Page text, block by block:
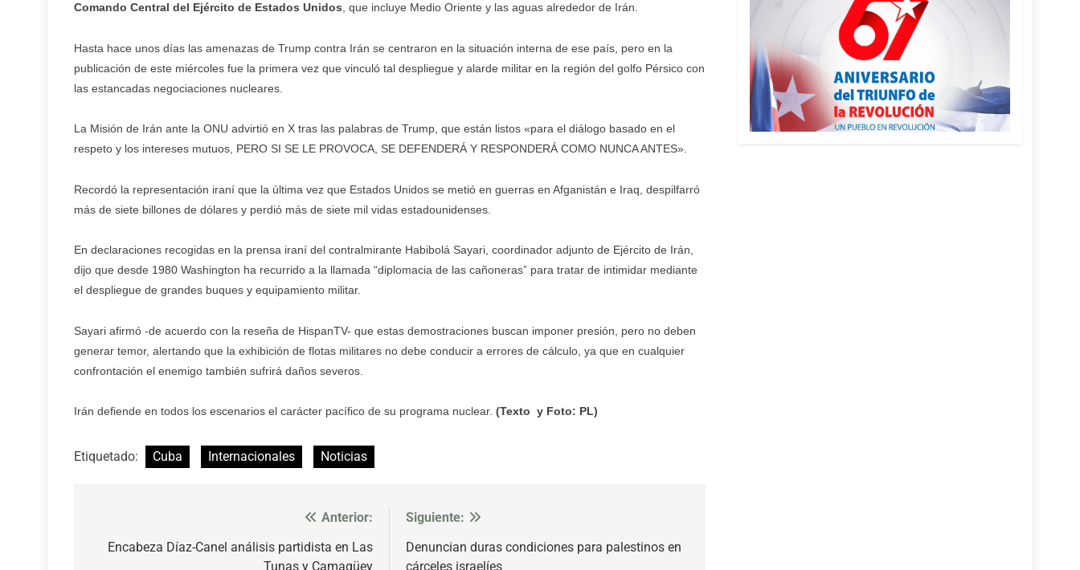
Comando Central del Ejército de Estados Unidos, que incluye Medio Oriente y las aguas alrededor de Irán.
Hasta hace unos días las amenazas de Trump contra Irán se centraron en la situación interna de ese país, pero en la
publicación de este miércoles fue la primera vez que vinculó tal despliegue y alarde militar en la región del golfo Pérsico con
las estancadas negociaciones nucleares.
La Misión de Irán ante la ONU advirtió en X tras las palabras de Trump, que están listos «para el diálogo basado en el
respeto y los intereses mutuos, PERO SI SE LE PROVOCA, SE DEFENDERÁ Y RESPONDERÁ COMO NUNCA ANTES».
Recordó la representación iraní que la última vez que Estados Unidos se metió en guerras en Afganistán e Iraq, despilfarró
más de siete billones de dólares y perdió más de siete mil vidas estadounidenses.
En declaraciones recogidas en la prensa iraní del contralmirante Habibolá Sayari, coordinador adjunto de Ejército de Irán,
dijo que desde 1980 Washington ha recurrido a la llamada “diplomacia de las cañoneras” para tratar de intimidar mediante
el despliegue de grandes buques y equipamiento militar.
Sayari afirmó -de acuerdo con la reseña de HispanTV- que estas demostraciones buscan imponer presión, pero no deben
generar temor, alertando que la exhibición de flotas militares no debe conducir a errores de cálculo, ya que en cualquier
confrontación el enemigo también sufrirá daños severos.
Irán defiende en todos los escenarios el carácter pacífico de su programa nuclear. (Texto y Foto: PL)
Etiquetado: Cuba Internacionales Noticias
de
Anterior:
Encabeza Díaz-Canel análisis partidista en Las
Tunas y Camagüey
Siguiente:
Denuncian duras condiciones para palestinos en
cárceles israelíes